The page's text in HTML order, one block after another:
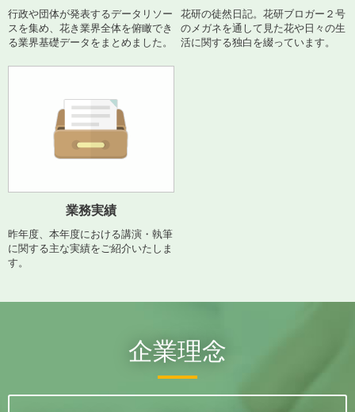
【メディア掲載】マミフラワーデザインスクール様の機関誌に掲
載されました
マミフラワーデザインスクール様の月刊誌『FLOWER DESIGN
life』7月号にて、弊社内藤の著書『はじめての切り花ガイド』
詳細はぜひ、誌面にてご覧ください。
行政や団体が発表するデータリソー
スを集め、花き業界全体を俯瞰でき
る業界基礎データをまとめました。
花研の徒然日記。花研ブロガー２号
のメガネを通して見た花や日々の生
活に関する独白を綴っています。
業務実績
昨年度、本年度における講演・執筆
に関する主な実績をご紹介いたしま
す。
企業理念